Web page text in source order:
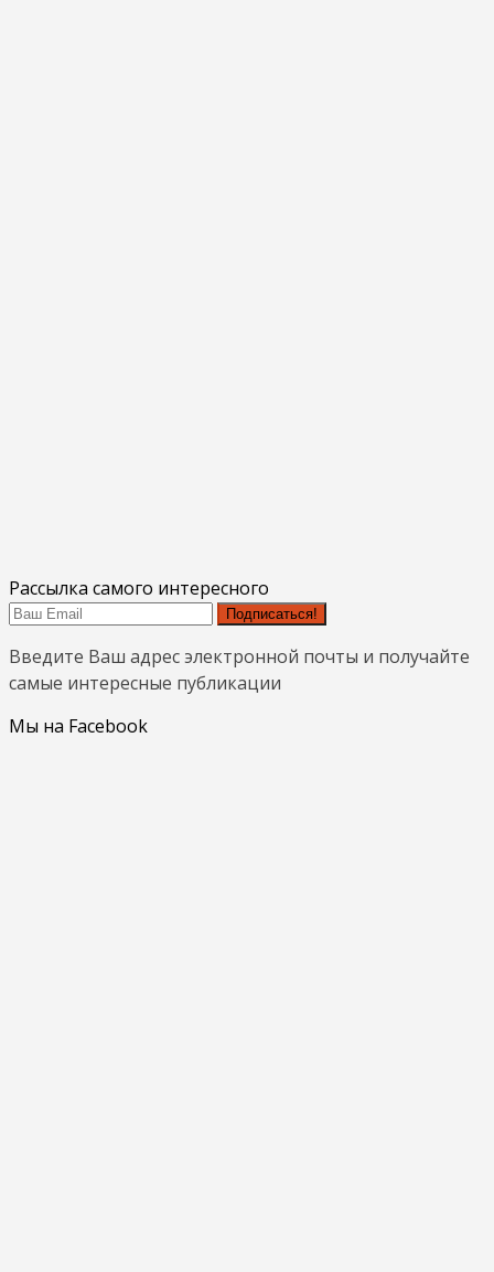
Рассылка самого интересного
Подписаться!
Введите Ваш адрес электронной почты и получайте
самые интересные публикации
Мы на Facebook